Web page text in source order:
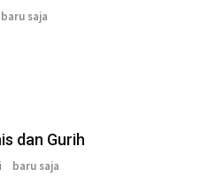
baru saja
dan Gurih
baru saja